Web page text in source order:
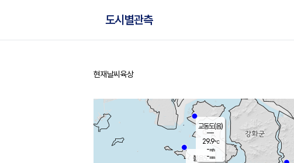
도시별관측
홈
현재날씨 육상
볼음도
교동도(음)
29.9℃
-m/s
-mm